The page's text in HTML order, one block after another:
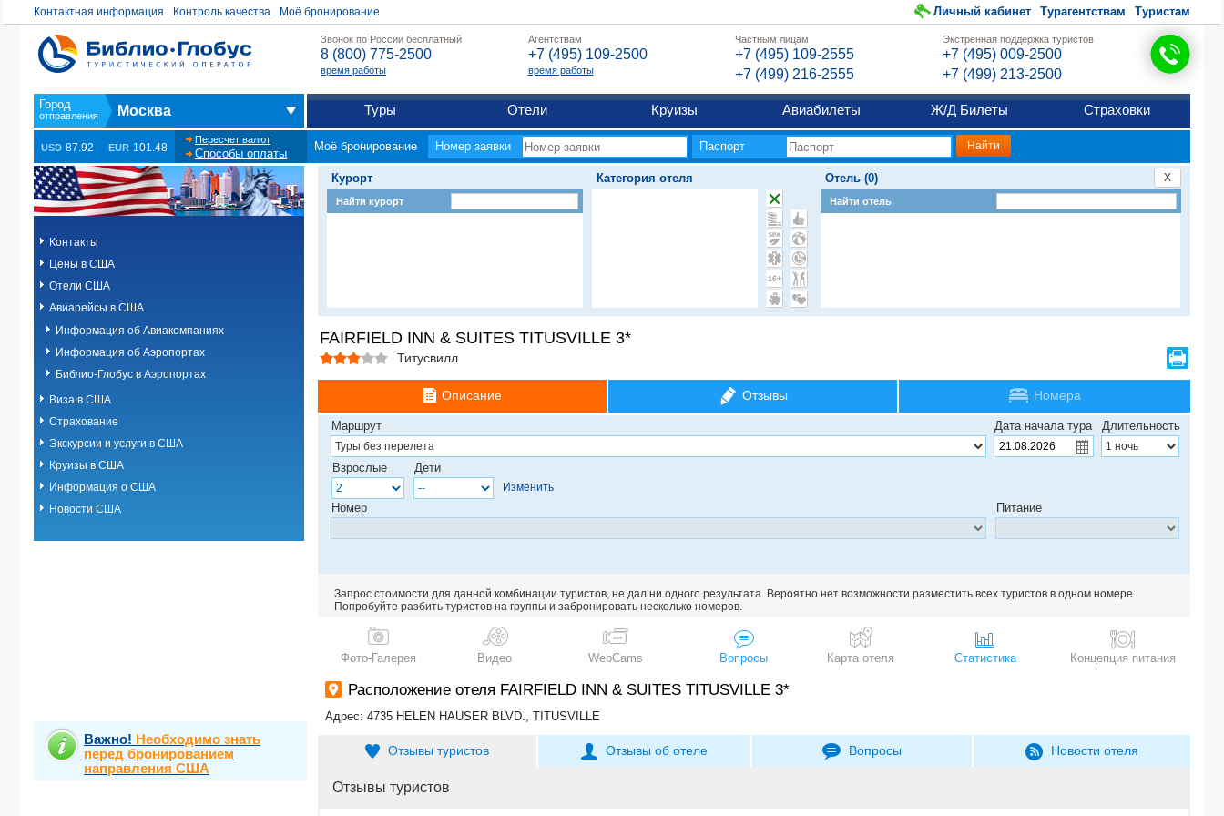
Контактная информация Контроль качества Моё бронирование Личный кабинет Турагентствам Туристам
Звонок по России бесплатный
8 (800) 775-2500
время работы
Агентствам
+7 (495) 109-2500
время работы
Частным лицам
+7 (495) 109-2555
+7 (499) 216-2555
Экстренная поддержка туристов
+7 (495) 009-2500
+7 (499) 213-2500
Москва Туры Отели Круизы Авиабилеты Ж/Д Билеты Страховки
USD 87.92 EUR 101.48
Пересчет валют
Способы оплаты
Моё бронирование Номер заявки Паспорт
Контакты
Цены в США
Отели США
Авиарейсы в США
Информация об Авиакомпаниях
Информация об Аэропортах
Библио-Глобус в Аэропортах
Виза в США
Страхование
Экскурсии и услуги в США
Круизы в США
Информация о США
Новости США
Важно! Необходимо знать
перед бронированием
направления США
X
Курорт
Найти курорт
Категория отеля Отель (0)
Найти отель
FAIRFIELD INN & SUITES TITUSVILLE 3*
Титусвилл
Описание Отзывы Номера
Маршрут Дата начала тура Длительность
Изменить
Взрослые Дети
Номер Питание
Запрос стоимости для данной комбинации туристов, не дал ни одного результата. Вероятно нет возможности разместить всех туристов в одном номере.
Попробуйте разбить туристов на группы и забронировать несколько номеров.
Фото-Галерея Видео WebCams Вопросы Карта отеля Статистика Концепция питания
Расположение отеля FAIRFIELD INN & SUITES TITUSVILLE 3*
Адрес: 4735 HELEN HAUSER BLVD., TITUSVILLE
Отзывы туристов Отзывы об отеле Вопросы Новости отеля
Отзывы туристов